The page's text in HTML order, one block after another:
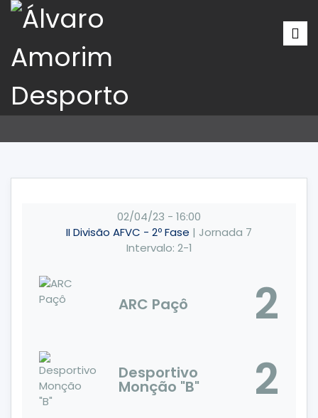
02/04/23 - 16:00
II Divisão AFVC - 2º Fase | Jornada 7
Intervalo: 2-1
ARC Paçô 2
Desportivo
Monção "B" 2